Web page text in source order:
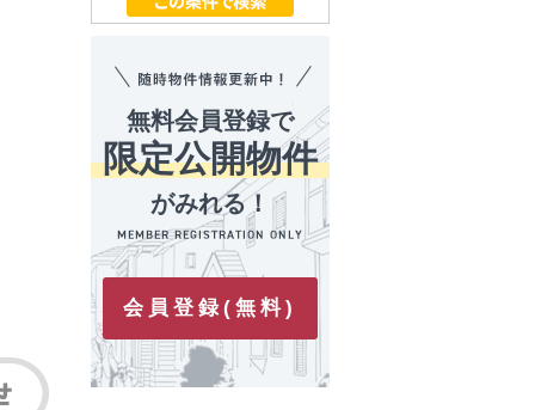
無料会員登録で
限定公開物件
がみれる！
会員登録(無料)